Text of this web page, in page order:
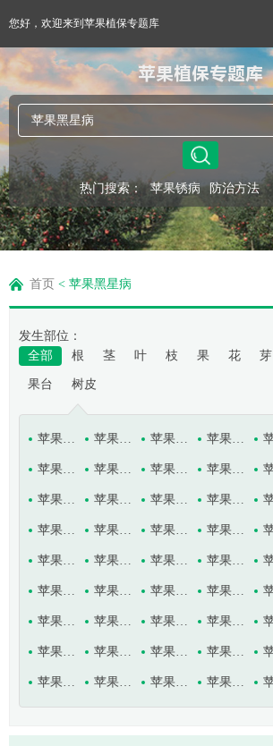
您好，欢迎来到苹果植保专题库
苹果植保专题库
热门搜索： 苹果锈病 防治方法
首页 < 苹果黑星病
发生部位：
全部
根 茎 叶 枝 果 花 芽
果台 树皮
苹果白粉病 苹果白星病 苹果斑点落叶病 苹果痘斑病
苹果根癌病 苹果根腐线虫病 苹果果肉褐变病 苹果果锈病
苹果黑点病 苹果黑腐病 苹果黑星病 苹果花腐病
苹果立枯病 苹果链格孢烂果病 苹果轮斑病 苹果轮纹病
苹果日灼病 苹果树白绢病 苹果树白纹羽病 苹果树丛枝病
苹果树根结线虫病 苹果树花叶病 苹果树木腐病 苹果树缺氮症
苹果树缺镁症 苹果树缺铁症 苹果树衰退病 苹果树细菌毛根病
苹果树枝溃疡病 苹果树紫纹羽病 苹果水心病 苹果缩果病
苹果锈果病 苹果疫腐病 苹果银叶病 苹果圆斑病